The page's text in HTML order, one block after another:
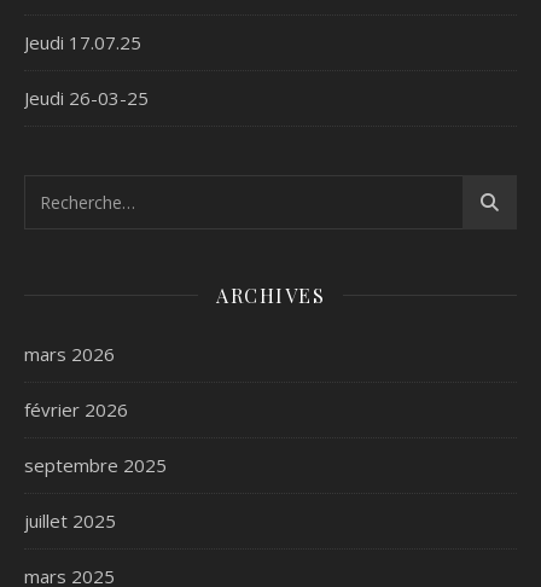
Jeudi 17.07.25
Jeudi 26-03-25
ARCHIVES
mars 2026
février 2026
septembre 2025
juillet 2025
mars 2025